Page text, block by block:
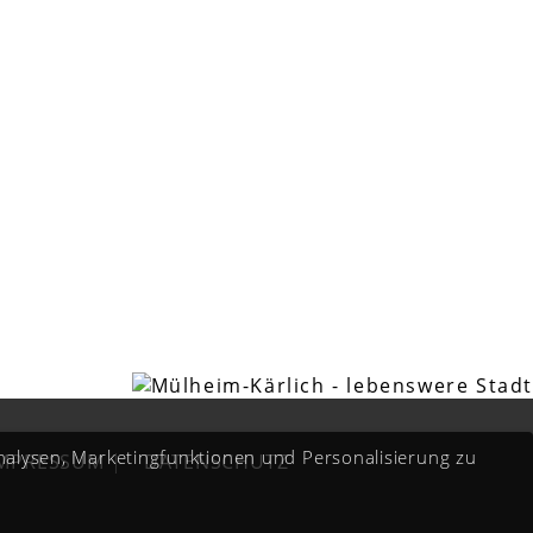
| DATENSCHUTZ
Marketingfunktionen und Personalisierung zu